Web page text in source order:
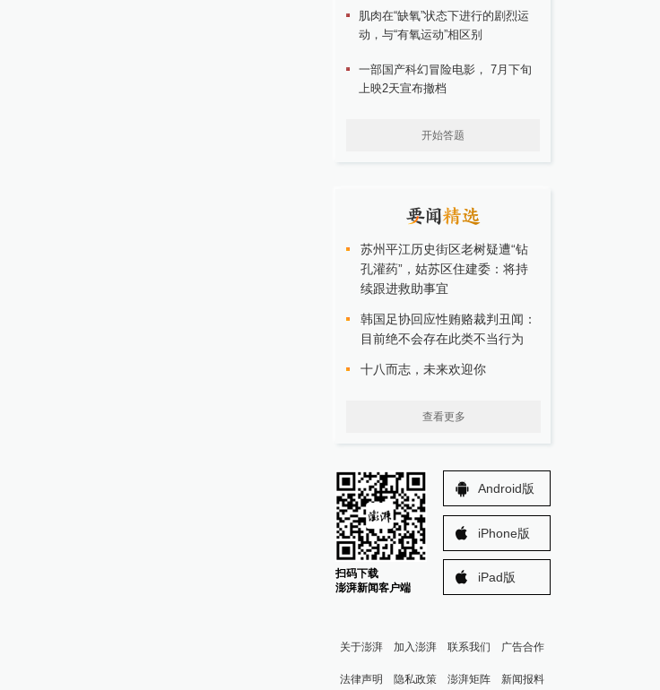
肌肉在“缺氧”状态下进行的剧烈运
动，与“有氧运动”相区别
一部国产科幻冒险电影， 7月下旬
上映2天宣布撤档
开始答题
苏州平江历史街区老树疑遭“钻
孔灌药”，姑苏区住建委：将持
续跟进救助事宜
韩国足协回应性贿赂裁判丑闻：
目前绝不会存在此类不当行为
十八而志，未来欢迎你
查看更多
扫码下载
澎湃新闻客户端
Android版
iPhone版
iPad版
关于澎湃 加入澎湃 联系我们 广告合作
法律声明 隐私政策 澎湃矩阵 新闻报料